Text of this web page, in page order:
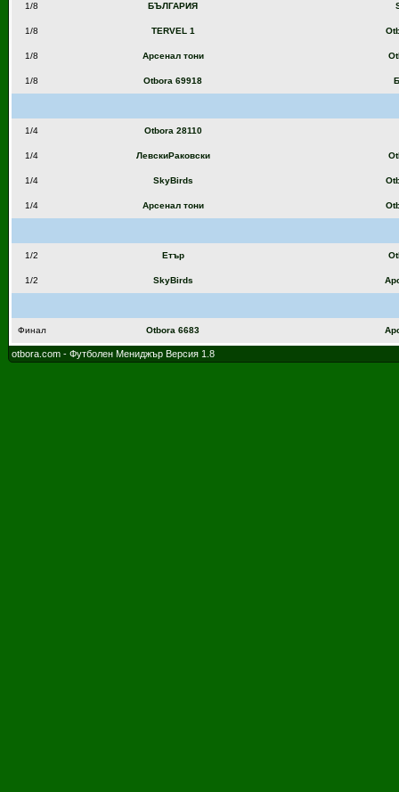
1/8 БЪЛГАРИЯ
1/8 TERVEL 1
1/8 Арсенал тони
1/8 Otbora 69918
1/4 Otbora 28110
1/4 ЛевскиРаковски
1/4 SkyBirds
1/4 Арсенал тони
1/2 Етър
1/2 SkyBirds
Финал Otbora 6683
otbora.com - Футболен Мениджър Версия 1.8